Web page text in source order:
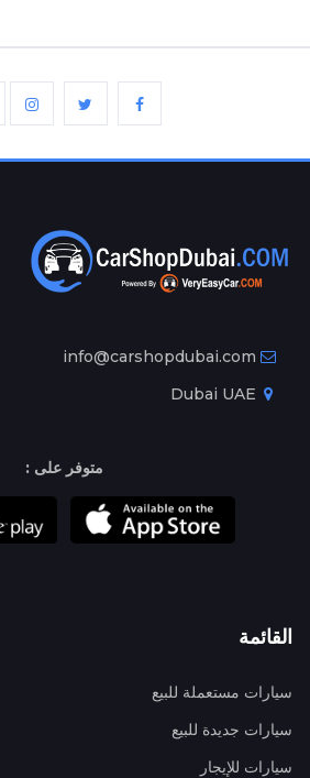
info@carshopdubai.com
متوفر على :
القائمة
سيارات مستعملة للبيع
سيارات جديدة للبيع
سيارات للإيجار